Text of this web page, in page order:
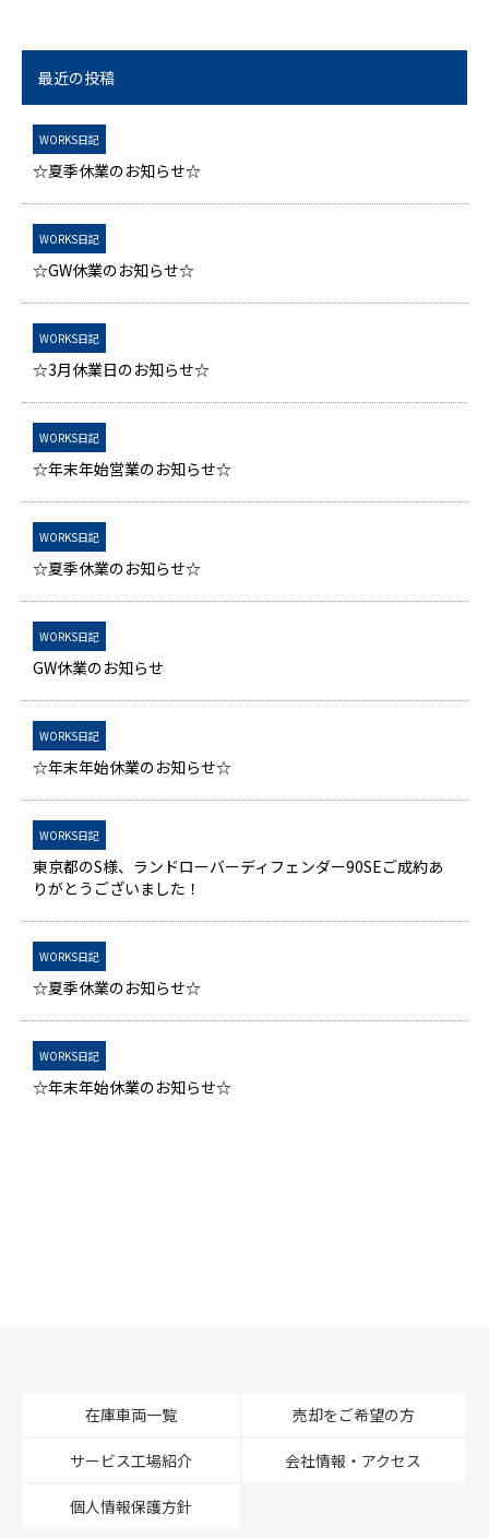
最近の投稿
WORKS日記
☆夏季休業のお知らせ☆
WORKS日記
☆GW休業のお知らせ☆
WORKS日記
☆3月休業日のお知らせ☆
WORKS日記
☆年末年始営業のお知らせ☆
WORKS日記
☆夏季休業のお知らせ☆
WORKS日記
GW休業のお知らせ
WORKS日記
☆年末年始休業のお知らせ☆
WORKS日記
東京都のS様、ランドローバーディフェンダー90SEご成約あ
りがとうございました！
WORKS日記
☆夏季休業のお知らせ☆
WORKS日記
☆年末年始休業のお知らせ☆
在庫車両一覧 売却をご希望の方
サービス工場紹介 会社情報・アクセス
個人情報保護方針